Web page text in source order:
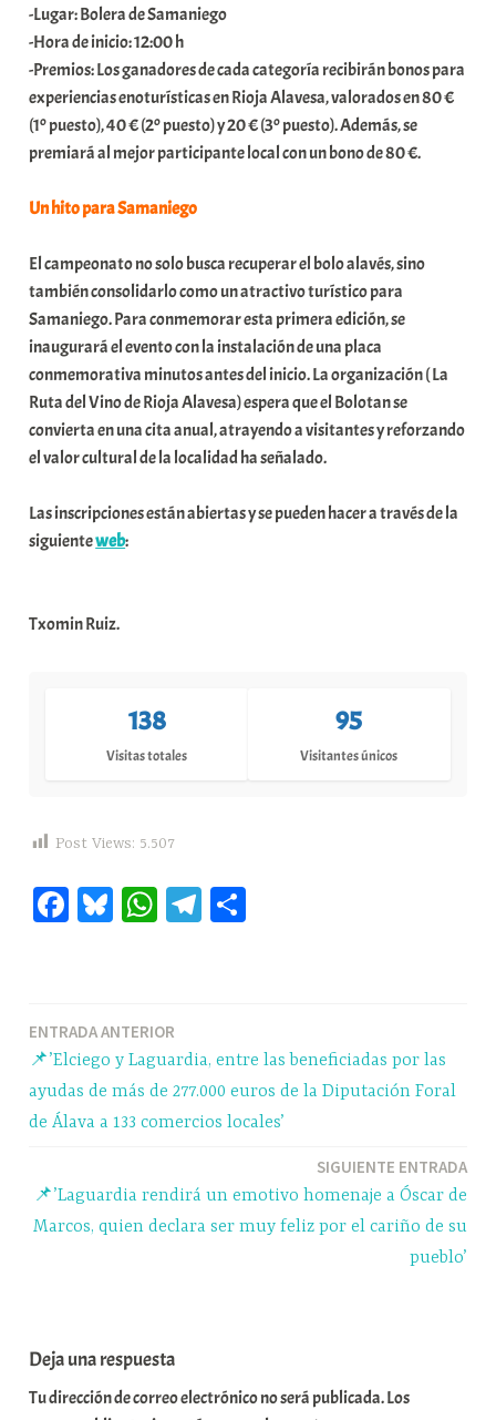
-Lugar: Bolera de Samaniego
-Hora de inicio: 12:00 h
-Premios: Los ganadores de cada categoría recibirán bonos para
experiencias enoturísticas en Rioja Alavesa, valorados en 80 €
(1º puesto), 40 € (2º puesto) y 20 € (3º puesto). Además, se
premiará al mejor participante local con un bono de 80 €.
Un hito para Samaniego
El campeonato no solo busca recuperar el bolo alavés, sino
también consolidarlo como un atractivo turístico para
Samaniego. Para conmemorar esta primera edición, se
inaugurará el evento con la instalación de una placa
conmemorativa minutos antes del inicio. La organización ( La
Ruta del Vino de Rioja Alavesa) espera que el Bolotan se
convierta en una cita anual, atrayendo a visitantes y reforzando
el valor cultural de la localidad ha señalado.
Las inscripciones están abiertas y se pueden hacer a través de la
siguienteweb:
Txomin Ruiz.
138
Visitas totales
95
Visitantes únicos
Post Views: 5.507
Fa Bl W
pp
Te
m rti
r
Navegación
entradas
ENTRADA ANTERIOR
📌’Elciego y Laguardia, entre las beneficiadas por las
ayudas de más de 277.000 euros de la Diputación Foral
de Álava a 133 comercios locales’
SIGUIENTE ENTRADA
📌’Laguardia rendirá un emotivo homenaje a Óscar de
Marcos, quien declara ser muy feliz por el cariño de su
pueblo’
Deja una respuesta
Tu dirección de correo electrónico no será publicada.Los